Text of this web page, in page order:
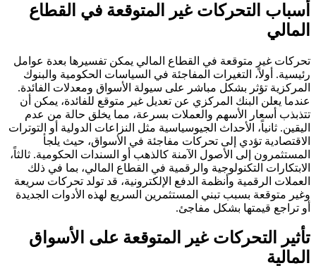
أسباب التحركات غير المتوقعة في القطاع
المالي
تحركات غير متوقعة في القطاع المالي يمكن تفسيرها بعدة عوامل
رئيسية. أولاً، التغيرات المفاجئة في السياسات الحكومية والبنوك
المركزية تؤثر بشكل مباشر على سيولة الأسواق ومعدلات الفائدة.
عندما يعلن البنك المركزي عن تعديل غير متوقع للفائدة، يمكن أن
تتذبذب أسعار الأسهم والعملات بسرعة، مما يخلق حالة من عدم
اليقين. ثانياً، الأحداث الجيوسياسية مثل النزاعات الدولية أو التوترات
الاقتصادية تؤدي إلى تحركات مفاجئة في الأسواق، حيث يلجأ
المستثمرون إلى الأصول الآمنة كالذهب أو السندات الحكومية. ثالثاً،
الابتكارات التكنولوجية والرقمية في القطاع المالي، بما في ذلك
العملات الرقمية وأنظمة الدفع الإلكترونية، قد تولد تحركات سريعة
وغير متوقعة بسبب تبني المستثمرين السريع لهذه الأدوات الجديدة
أو تراجع قيمتها بشكل مفاجئ.
تأثير التحركات غير المتوقعة على الأسواق
المالية